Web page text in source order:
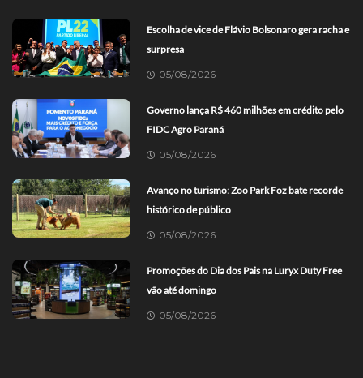
Escolha de vice de Flávio Bolsonaro gera racha e
surpresa
05/08/2026
Governo lança R$ 460 milhões em crédito pelo
FIDC Agro Paraná
05/08/2026
Avanço no turismo: Zoo Park Foz bate recorde
histórico de público
05/08/2026
Promoções do Dia dos Pais na Luryx Duty Free
vão até domingo
05/08/2026